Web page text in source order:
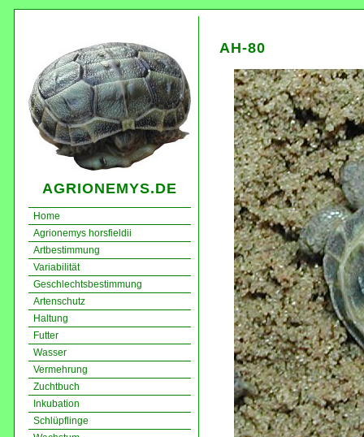
AGRIONEMYS.DE
Home
Agrionemys horsfieldii
Artbestimmung
Variabilität
Geschlechtsbestimmung
Artenschutz
Haltung
Futter
Wasser
Vermehrung
Zuchtbuch
Inkubation
Schlüpflinge
AH-80